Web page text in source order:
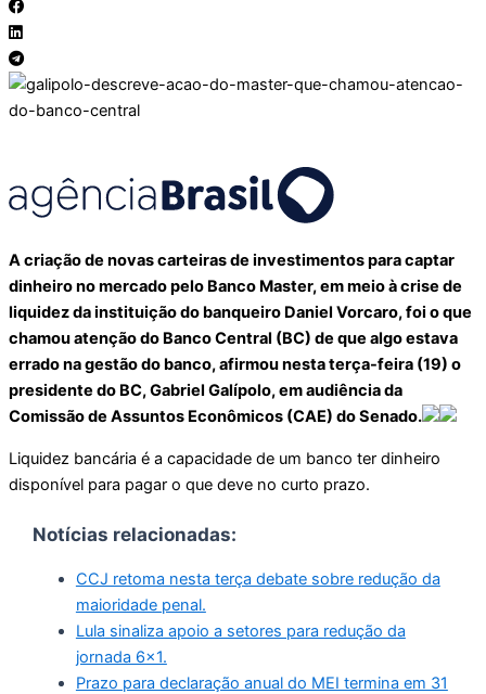
A criação de novas carteiras de investimentos para captar
dinheiro no mercado pelo Banco Master, em meio à crise de
liquidez da instituição do banqueiro Daniel Vorcaro, foi o que
chamou atenção do Banco Central (BC) de que algo estava
errado na gestão do banco, afirmou nesta terça-feira (19) o
presidente do BC, Gabriel Galípolo, em audiência da
Comissão de Assuntos Econômicos (CAE) do Senado.
Liquidez bancária é a capacidade de um banco ter dinheiro
disponível para pagar o que deve no curto prazo.
Notícias relacionadas:
CCJ retoma nesta terça debate sobre redução da
maioridade penal.
Lula sinaliza apoio a setores para redução da
jornada 6×1.
Prazo para declaração anual do MEI termina em 31